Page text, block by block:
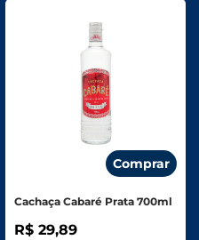
Comprar
Cachaça Cabaré Prata 700ml
R$ 29,89